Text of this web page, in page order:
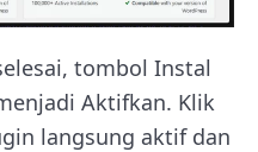
tombol Instal
Aktifkan. Klik
langsung aktif dan